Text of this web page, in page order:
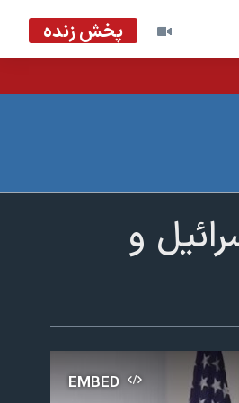
پخش زنده
و
EMBED